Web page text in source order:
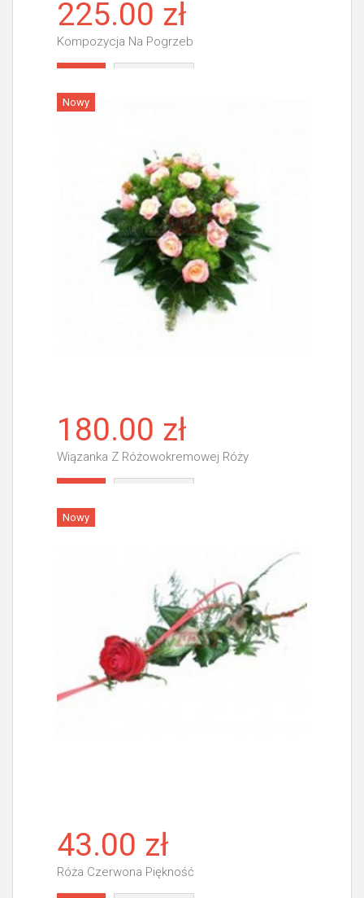
225.00 zł
Kompozycja Na Pogrzeb
Nowy
180.00 zł
Wiązanka Z Różowokremowej Róży
Nowy
43.00 zł
Róża Czerwona Piękność